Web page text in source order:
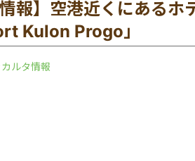
情報】空港近くにある
Kulon Progo」
ルタ情報